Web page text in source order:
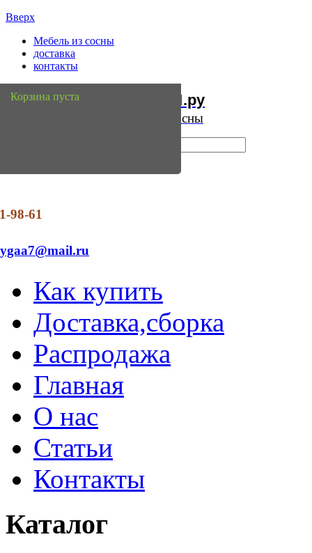
Вверх
Мебель из сосны
доставка
контакты
Мебель Сосны.ру
Интернет магазин мебели из сосны
98-61
Как купить
Доставка,сборка
Распродажа
Главная
О нас
Статьи
Контакты
Корзина пуста
Каталог